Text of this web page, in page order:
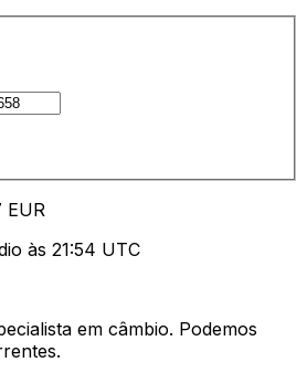
EUR
às 21:54 UTC
em câmbio. Podemos